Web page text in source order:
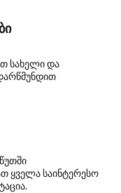
სახელი და
ყველა საინტერესო